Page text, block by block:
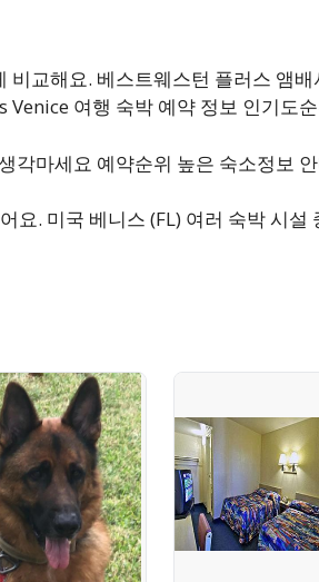
비교해요. 베스트웨스턴 플러스 앰배
여행 숙박 예약 정보 인기도
각마세요 예약순위 높은 숙소정보
요. 미국 베니스 (FL) 여러 숙박 시설